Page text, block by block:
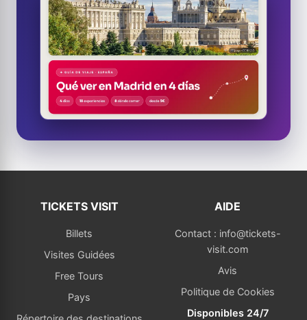
TICKETS VISIT
Billets
Visites Guidées
Free Tours
Pays
AIDE
Contact : info@tickets-
visit.com
Avis
Politique de Cookies
Disponibles 24/7